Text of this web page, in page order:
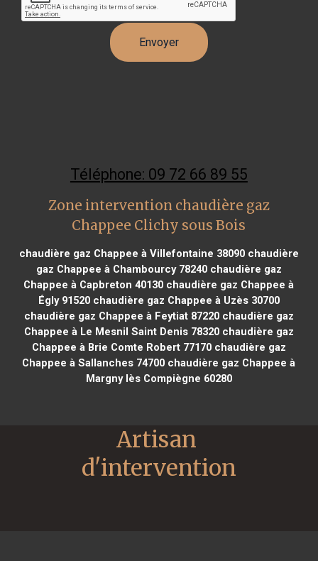
Téléphone: 09 72 66 89 55
Zone intervention chaudière gaz
Chappee Clichy sous Bois
chaudière gaz Chappee à Villefontaine 38090chaudière
gaz Chappee à Chambourcy 78240chaudière gaz
Chappee à Capbreton 40130 chaudière gaz Chappee à
Égly 91520chaudière gaz Chappee à Uzès 30700
chaudière gaz Chappee à Feytiat 87220chaudière gaz
Chappee à Le Mesnil Saint Denis 78320chaudière gaz
Chappee à Brie Comte Robert 77170chaudière gaz
Chappee à Sallanches 74700 chaudière gaz Chappee à
Margny lès Compiègne 60280
Artisan
d'intervention